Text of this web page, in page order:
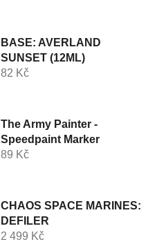
BASE: AVERLAND
SUNSET (12ML)
82 Kč
The Army Painter -
Speedpaint Marker
89 Kč
CHAOS SPACE MARINES:
DEFILER
2 499 Kč